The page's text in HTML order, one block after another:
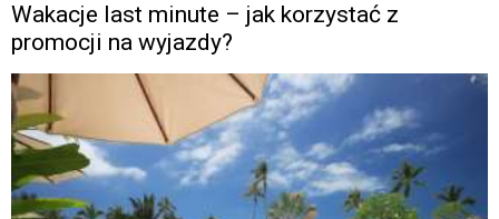
Wakacje last minute – jak korzystać z
promocji na wyjazdy?